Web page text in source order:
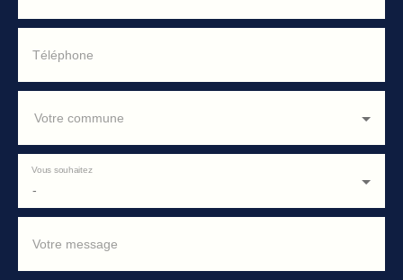
Téléphone
Votre commune
-
Vous souhaitez
Votre message